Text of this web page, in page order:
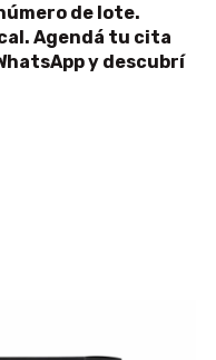
de lote.
Agendá tu cita
y descubrí